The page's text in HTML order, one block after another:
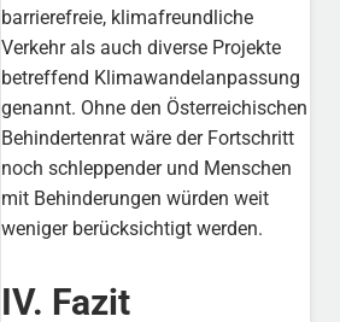
barrierefreie, klimafreundliche
Verkehr als auch diverse Projekte
betreffend Klimawandelanpassung
genannt. Ohne den Österreichischen
Behindertenrat wäre der Fortschritt
noch schleppender und Menschen
mit Behinderungen würden weit
weniger berücksichtigt werden.
IV. Fazit